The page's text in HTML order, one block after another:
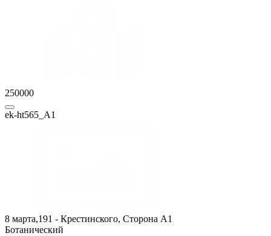
250000
ek-ht565_А1
8 марта,191 - Крестинского, Сторона А1
Ботанический